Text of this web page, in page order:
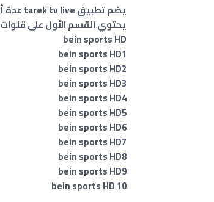
يضم تطبيق tarek tv live عدة أقسام لمتابعة قنوات بي إن سبورتس bein sports
يحتوي القسم الأول على قنوات
bein sports HD
bein sports HD1
bein sports HD2
bein sports HD3
bein sports HD4
bein sports HD5
bein sports HD6
bein sports HD7
bein sports HD8
bein sports HD9
bein sports HD 10